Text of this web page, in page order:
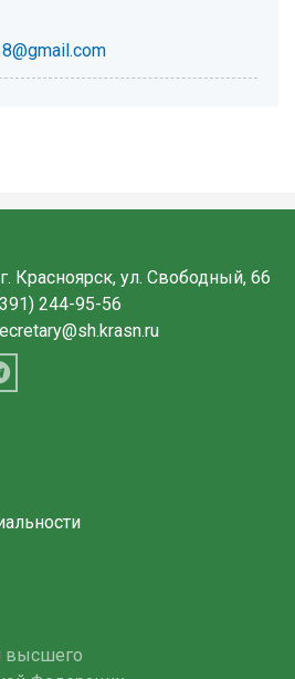
Красноярск, ул. Свободный, 66
244-95-56
высшего